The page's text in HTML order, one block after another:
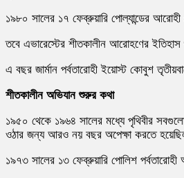
১৯৮০ সালের ১৭ ফেব্রুয়ারি পোল্যান্ডের
তবে এভারেস্টের শীতকালীন আরোহণের ইতিহাস
এ বছর জার্মান পর্বতারোহী ইয়োস্ট কোবুশ
শীতকালীন অভিযান শুরুর কথা
১৯৫০ থেকে ১৯৬৪ সালের মধ্যে পৃথিবীর
ওঠার জন্য আরও নয় বছর অপেক্ষা করতে
১৯৭৩ সালের ১৩ ফেব্রুয়ারি পোলিশ পর্বতারোহী